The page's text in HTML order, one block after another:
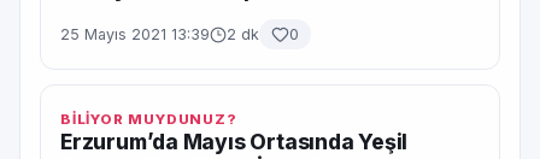
25 Mayıs 2021 13:39 2 dk 0
BİLİYOR MUYDUNUZ?
Erzurum’da Mayıs Ortasında Yeşil